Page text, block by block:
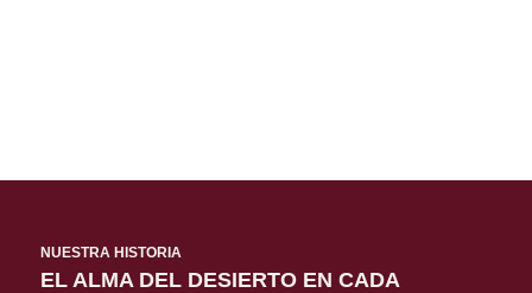
NUESTRA HISTORIA
EL ALMA DEL DESIERTO EN CADA